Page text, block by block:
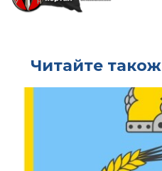
Читайте також